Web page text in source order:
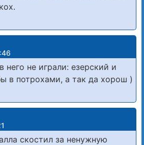
него не играли: езерский и
в потрохами, а так да хорош )
скостил за ненужную